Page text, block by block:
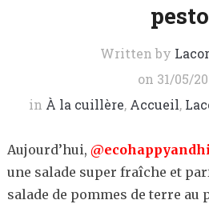
pesto
Written by
on 31/05/
in À la cuillère, Accueil,
Aujourd’hui,
une salade super fraîche et
salade de pommes de terre au